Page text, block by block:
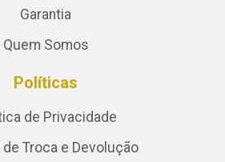
Garantia
Quem Somos
Políticas
de Privacidade
Troca e Devolução